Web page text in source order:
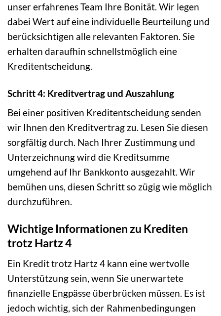
unser erfahrenes Team Ihre Bonität. Wir legen
dabei Wert auf eine individuelle Beurteilung und
berücksichtigen alle relevanten Faktoren. Sie
erhalten daraufhin schnellstmöglich eine
Kreditentscheidung.
Schritt 4: Kreditvertrag und Auszahlung
Bei einer positiven Kreditentscheidung senden
wir Ihnen den Kreditvertrag zu. Lesen Sie diesen
sorgfältig durch. Nach Ihrer Zustimmung und
Unterzeichnung wird die Kreditsumme
umgehend auf Ihr Bankkonto ausgezahlt. Wir
bemühen uns, diesen Schritt so zügig wie möglich
durchzuführen.
Wichtige Informationen zu Krediten
trotz Hartz 4
Ein Kredit trotz Hartz 4 kann eine wertvolle
Unterstützung sein, wenn Sie unerwartete
finanzielle Engpässe überbrücken müssen. Es ist
jedoch wichtig, sich der Rahmenbedingungen